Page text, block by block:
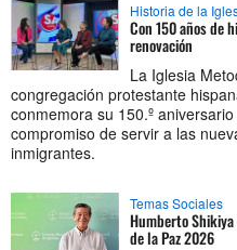
Historia de la
Con 150 años de
renovación
La Iglesia
congregación protestante
conmemora su 150.º
compromiso de servir a las
inmigrantes.
Temas Sociales
Humberto
de la Paz 2026